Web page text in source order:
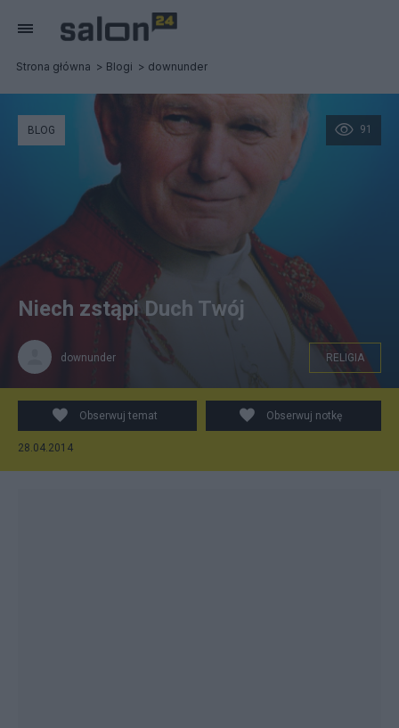
Strona główna Blogi downunder
http://seminarium.legnica.pl
91
BLOG
Niech zstąpi Duch Twój
downunder RELIGIA
Obserwuj temat Obserwuj notkę
28.04.2014